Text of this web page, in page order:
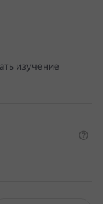
изучение